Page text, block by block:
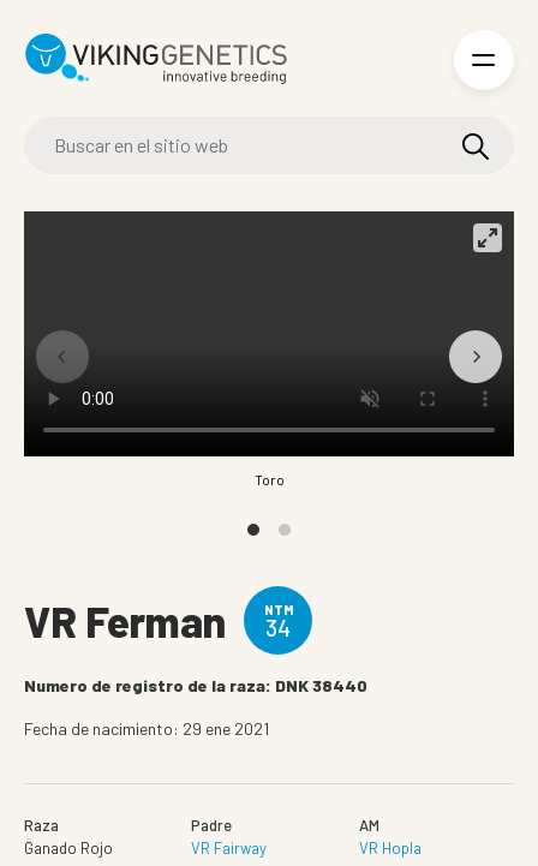
Toro
VR Ferman NTM
34
Numero de registro de la raza: DNK 38440
Fecha de nacimiento: 29 ene 2021
Raza
Ganado Rojo
Padre
VR Fairway
AM
VR Hopla